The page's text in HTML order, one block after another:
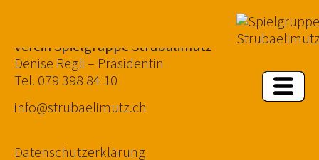
Ver­ein Spiel­grup­pe Stru­bä­li­mutz
Deni­se Reg­li – Prä­si­den­tin
Tel. 079 398 84 10
info@strubaelimutz.ch
Daten­schutz­er­klä­rung